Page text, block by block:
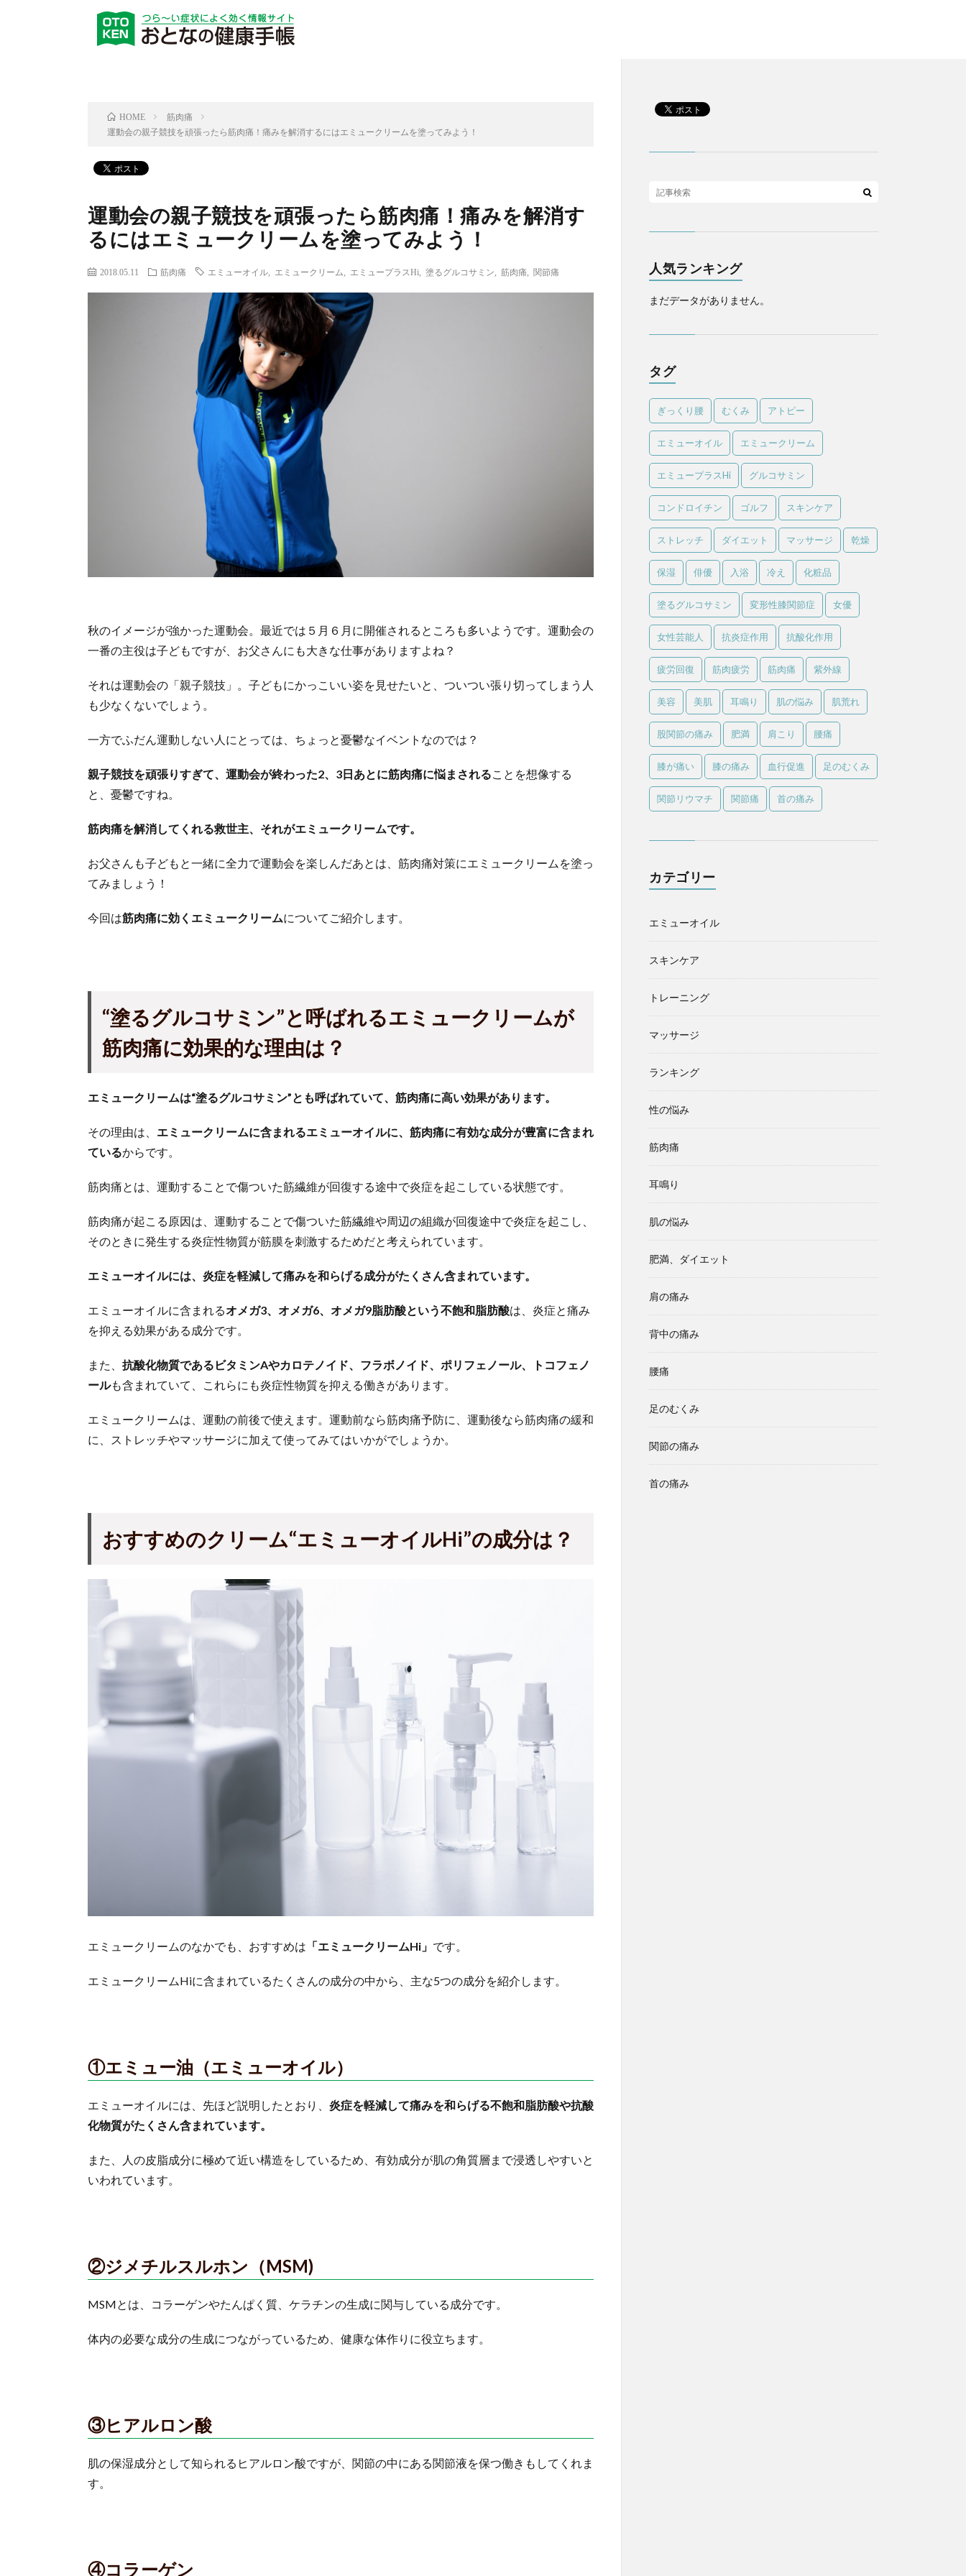
HOME
筋肉痛
運動会の親子競技を頑張ったら筋肉痛！痛みを解消するにはエミュークリームを塗ってみよう！
運動会の親子競技を頑張ったら筋肉痛！痛みを解消す
るにはエミュークリームを塗ってみよう！
2018.05.11 筋肉痛 エミューオイル エミュークリーム エミュープラスHi 塗るグルコサミン 筋肉痛 関節痛
秋のイメージが強かった運動会。最近では５月６月に開催されるところも多いようです。運動会の
一番の主役は子どもですが、お父さんにも大きな仕事がありますよね？
それは運動会の「親子競技」。子どもにかっこいい姿を見せたいと、ついつい張り切ってしまう人
も少なくないでしょう。
一方でふだん運動しない人にとっては、ちょっと憂鬱なイベントなのでは？
親子競技を頑張りすぎて、運動会が終わった2、3日あとに筋肉痛に悩まされる ことを想像する
と、憂鬱ですね。
筋肉痛を解消してくれる救世主、それがエミュークリームです。
お父さんも子どもと一緒に全力で運動会を楽しんだあとは、筋肉痛対策にエミュークリームを塗っ
てみましょう！
今回は筋肉痛に効くエミュークリームについてご紹介します。
“塗るグルコサミン”と呼ばれるエミュークリームが
筋肉痛に効果的な理由は？
エミュークリームは“塗るグルコサミン”とも呼ばれていて、筋肉痛に高い効果があります。
その理由は、
エミュークリームに含まれるエミューオイルに、筋肉痛に有効な成分が豊富に含まれ
ているからです。
筋肉痛とは、運動することで傷ついた筋繊維が回復する途中で炎症を起こしている状態です。
筋肉痛が起こる原因は、運動することで傷ついた筋繊維や周辺の組織が回復途中で炎症を起こし、
そのときに発生する炎症性物質が筋膜を刺激するためだと考えられています。
エミューオイルには、炎症を軽減して痛みを和らげる成分がたくさん含まれています。
エミューオイルに含まれるオメガ3、オメガ6、オメガ9脂肪酸という不飽和脂肪酸は、炎症と痛み
を抑える効果がある成分です。
また、 抗酸化物質であるビタミンAやカロテノイド、フラボノイド、ポリフェノール、トコフェノ
ールも含まれていて、これらにも炎症性物質を抑える働きがあります。
エミュークリームは、運動の前後で使えます。運動前なら筋肉痛予防に、運動後なら筋肉痛の緩和
に、ストレッチやマッサージに加えて使ってみてはいかがでしょうか。
おすすめのクリーム“エミューオイルHi”の成分は？
エミュークリームのなかでも、おすすめは 「エミュークリームHi」 です。
エミュークリームHiに含まれているたくさんの成分の中から、主な5つの成分を紹介します。
①エミュー油（エミューオイル）
エミューオイルには、先ほど説明したとおり、 炎症を軽減して痛みを和らげる不飽和脂肪酸や抗酸
化物質がたくさん含まれています。
また、人の皮脂成分に極めて近い構造をしているため、有効成分が肌の角質層まで浸透しやすいと
いわれています。
②ジメチルスルホン（MSM)
MSMとは、コラーゲンやたんぱく質、ケラチンの生成に関与している成分です。
体内の必要な成分の生成につながっているため、健康な体作りに役立ちます。
③ヒアルロン酸
肌の保湿成分として知られるヒアルロン酸ですが、関節の中にある関節液を保つ働きもしてくれま
す。
④コラーゲン
人気ランキング
まだデータがありません。
タグ
ぎっくり腰 むくみ アトピー
エミューオイル エミュークリーム
エミュープラスHi グルコサミン
コンドロイチン ゴルフ スキンケア
ストレッチ ダイエット マッサージ 乾燥
保湿 俳優 入浴 冷え 化粧品
塗るグルコサミン 変形性膝関節症 女優
女性芸能人 抗炎症作用 抗酸化作用
疲労回復 筋肉疲労 筋肉痛 紫外線
美容 美肌 耳鳴り 肌の悩み 肌荒れ
股関節の痛み 肥満 肩こり 腰痛
膝が痛い 膝の痛み 血行促進 足のむくみ
関節リウマチ 関節痛 首の痛み
カテゴリー
エミューオイル
スキンケア
トレーニング
マッサージ
ランキング
性の悩み
筋肉痛
耳鳴り
肌の悩み
肥満、ダイエット
肩の痛み
背中の痛み
腰痛
足のむくみ
関節の痛み
首の痛み